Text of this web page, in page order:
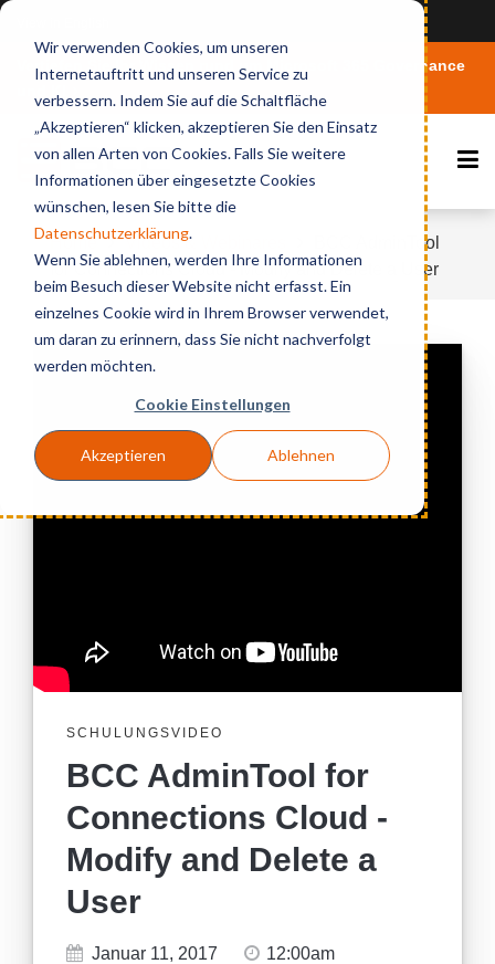
Wir verwenden Cookies, um unseren
Internetauftritt und unseren Service zu
verbessern. Indem Sie auf die Schaltfläche
„Akzeptieren“ klicken, akzeptieren Sie den Einsatz
von allen Arten von Cookies. Falls Sie weitere
Informationen über eingesetzte Cookies
wünschen, lesen Sie bitte die
Datenschutzerklärung.
Wenn Sie ablehnen, werden Ihre Informationen
beim Besuch dieser Website nicht erfasst. Ein
einzelnes Cookie wird in Ihrem Browser verwendet,
um daran zu erinnern, dass Sie nicht nachverfolgt
werden möchten.
Cookie Einstellungen
Akzeptieren Ablehnen
Vertiefen Sie Ihr Wissen rund um Microsoft 365 Governance
Home Videos & Webinares
BCC AdminTool
for Connections Cloud - Modify and Delete a User
SCHULUNGSVIDEO
BCC AdminTool for
Connections Cloud -
Modify and Delete a
User
Januar 11, 2017 12:00am